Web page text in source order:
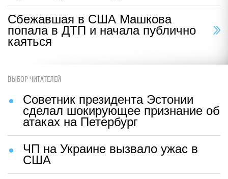
Сбежавшая в США Машкова
попала в ДТП и начала публично
каяться
ВЫБОР ЧИТАТЕЛЕЙ
Советник президента Эстонии
сделал шокирующее признание об
атаках на Петербург
ЧП на Украине вызвало ужас в
США